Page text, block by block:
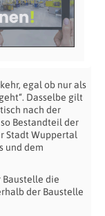
egal ob nur als
Dasselbe gilt
nach der
Bestandteil der
Stadt Wuppertal
und dem
Baustelle die
der Baustelle